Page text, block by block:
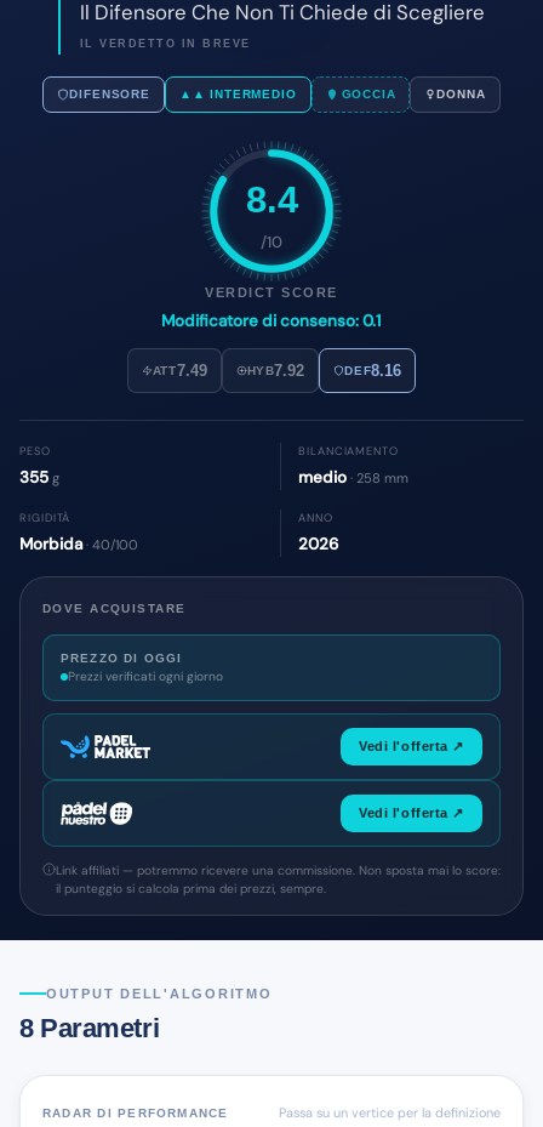
8.4
/10
VERDICT SCORE
Modificatore di consenso: 0.1
ATT7.49 HYB7.92 DEF8.16
PESO
355 g
BILANCIAMENTO
medio · 258 mm
RIGIDITÀ
Morbida· 40/100
ANNO
2026
DOVE ACQUISTARE
PREZZO DI OGGI
Prezzi verificati ogni giorno
Vedi l'offerta ↗
Vedi l'offerta ↗
Link affiliati — potremmo ricevere una commissione. Non sposta mai lo score:
il punteggio si calcola prima dei prezzi, sempre.
OUTPUT DELL'ALGORITMO
8 Parametri
RADAR DI PERFORMANCE Passa su un vertice per la definizione